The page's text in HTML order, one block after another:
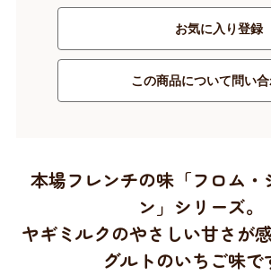
お気に入り登録
この商品について問い
本場フレンチの味「フロム・
ン」シリーズ。
ヤギミルクのやさしい甘さが
グルトのいちご味で